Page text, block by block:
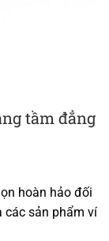
tầm đẳng
hoàn hảo đối
các sản phẩm ví